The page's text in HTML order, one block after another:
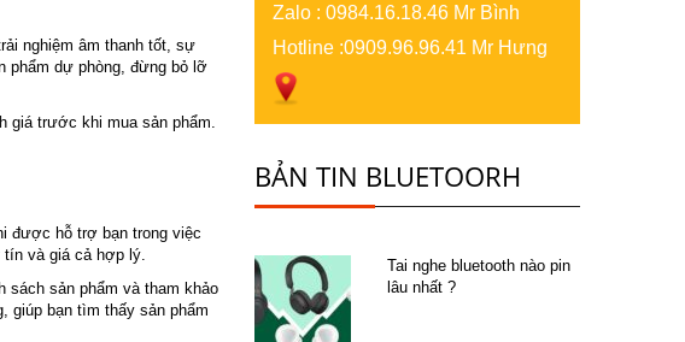
nghiệm âm thanh tốt, sự
phẩm dự phòng, đừng bỏ lỡ
giá trước khi mua sản phẩm.
được hỗ trợ bạn trong việc
tín và giá cả hợp lý.
sách sản phẩm và tham khảo
giúp bạn tìm thấy sản phẩm
Zalo : 0984.16.18.46 Mr Bình
Hotline :0909.96.96.41 Mr Hưng
BẢN TIN BLUETOORH
Tai nghe bluetooth nào pin
lâu nhất ?